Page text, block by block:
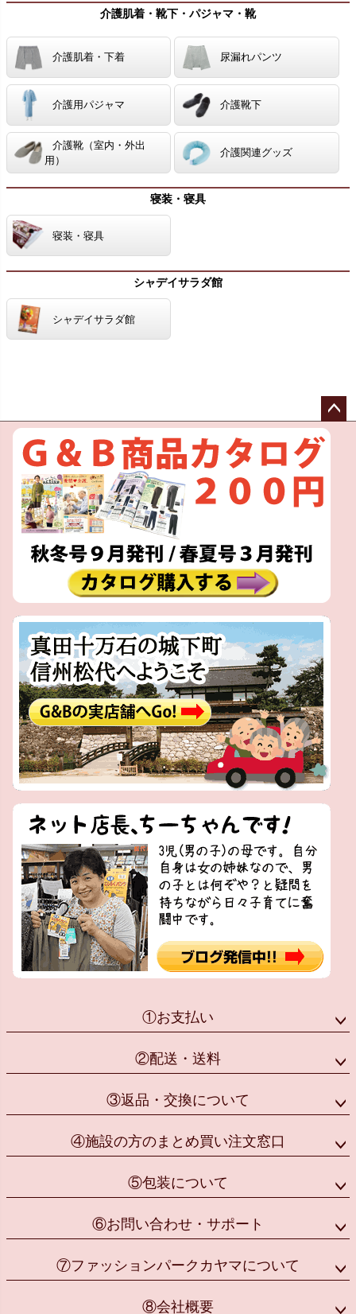
介護肌着・靴下・パジャマ・靴
介護肌着・下着 尿漏れパンツ
介護用パジャマ 介護靴下
介護靴（室内・外出
用）
介護関連グッズ
寝装・寝具
寝装・寝具
シャデイサラダ館
シャデイサラダ館
ペー
へ
①お支払い
②配送・送料
③返品・交換について
④施設の方のまとめ買い注文窓口
⑤包装について
⑥お問い合わせ・サポート
⑦ファッションパークカヤマについて
⑧会社概要